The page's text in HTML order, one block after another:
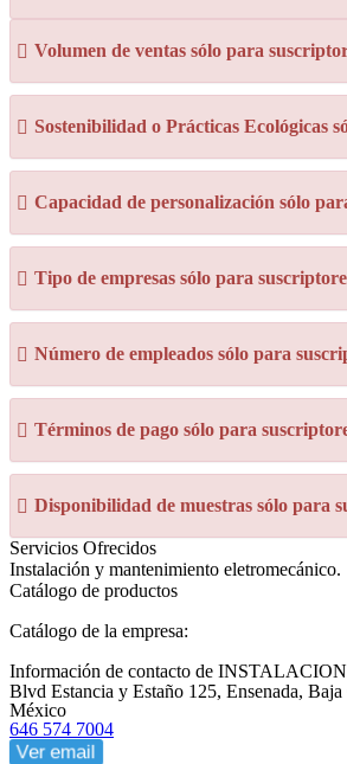
Volumen de ventas sólo para
Sostenibilidad o Prácticas Ecológicas
Capacidad de personalización sólo
Tipo de empresas sólo para
Número de empleados sólo para
Términos de pago sólo para
Disponibilidad de muestras sólo para
Servicios Ofrecidos
Instalación y mantenimiento eletromecánico.
Catálogo de productos
Catálogo de la empresa:
Información de contacto de
Blvd Estancia y Estaño 125, Ensenada,
México
646 574 7004
Ver email